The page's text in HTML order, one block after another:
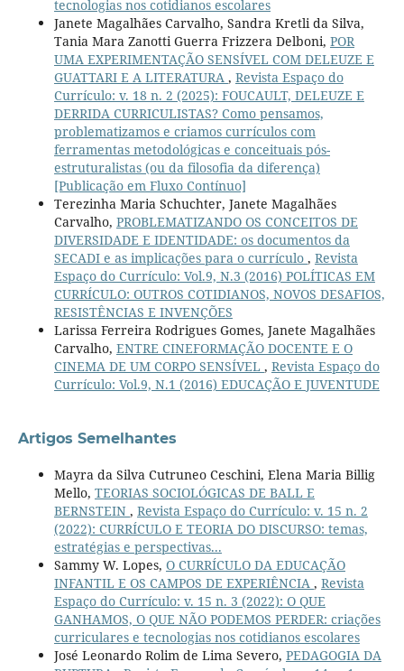
tecnologias nos cotidianos escolares
Janete Magalhães Carvalho, Sandra Kretli da Silva,
Tania Mara Zanotti Guerra Frizzera Delboni, POR
UMA EXPERIMENTAÇÃO SENSÍVEL COM DELEUZE E
GUATTARI E A LITERATURA , Revista Espaço do
Currículo: v. 18 n. 2 (2025): FOUCAULT, DELEUZE E
DERRIDA CURRICULISTAS? Como pensamos,
problematizamos e criamos currículos com
ferramentas metodológicas e conceituais pós-
estruturalistas (ou da filosofia da diferença)
[Publicação em Fluxo Contínuo]
Terezinha Maria Schuchter, Janete Magalhães
Carvalho, PROBLEMATIZANDO OS CONCEITOS DE
DIVERSIDADE E IDENTIDADE: os documentos da
SECADI e as implicações para o currículo , Revista
Espaço do Currículo: Vol.9, N.3 (2016) POLÍTICAS EM
CURRÍCULO: OUTROS COTIDIANOS, NOVOS DESAFIOS,
RESISTÊNCIAS E INVENÇÕES
Larissa Ferreira Rodrigues Gomes, Janete Magalhães
Carvalho, ENTRE CINEFORMAÇÃO DOCENTE E O
CINEMA DE UM CORPO SENSÍVEL , Revista Espaço do
Currículo: Vol.9, N.1 (2016) EDUCAÇÃO E JUVENTUDE
Artigos Semelhantes
Mayra da Silva Cutruneo Ceschini, Elena Maria Billig
Mello, TEORIAS SOCIOLÓGICAS DE BALL E
BERNSTEIN , Revista Espaço do Currículo: v. 15 n. 2
(2022): CURRÍCULO E TEORIA DO DISCURSO: temas,
estratégias e perspectivas...
Sammy W. Lopes, O CURRÍCULO DA EDUCAÇÃO
INFANTIL E OS CAMPOS DE EXPERIÊNCIA , Revista
Espaço do Currículo: v. 15 n. 3 (2022): O QUE
GANHAMOS, O QUE NÃO PODEMOS PERDER: criações
curriculares e tecnologias nos cotidianos escolares
José Leonardo Rolim de Lima Severo, PEDAGOGIA DA